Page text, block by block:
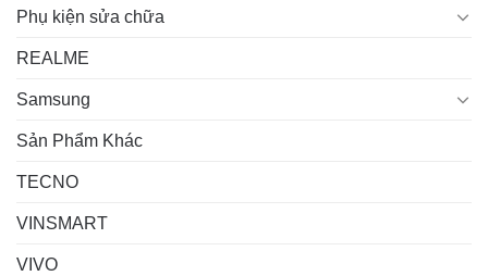
Phụ kiện sửa chữa
REALME
Samsung
Sản Phẩm Khác
TECNO
VINSMART
VIVO